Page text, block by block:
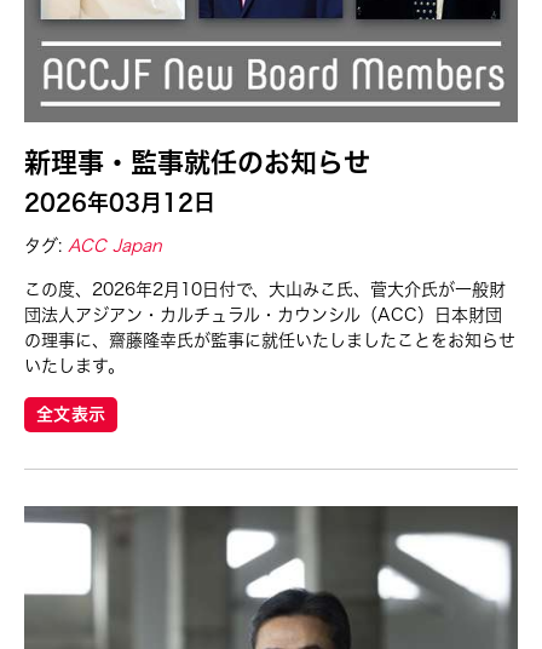
新理事・監事就任のお知らせ
2026年03月12日
タグ: ACC Japan
この度、2026年2月10日付で、大山みこ氏、菅大介氏が一般財
団法人アジアン・カルチュラル・カウンシル（ACC）日本財団
の理事に、齋藤隆幸氏が監事に就任いたしましたことをお知らせ
いたします。
全文表示